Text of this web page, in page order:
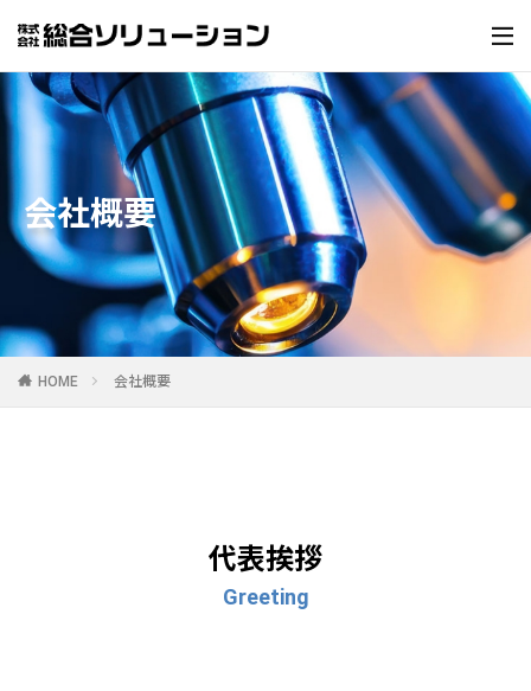
会社概要
HOME 会社概要
代表挨拶
Greeting